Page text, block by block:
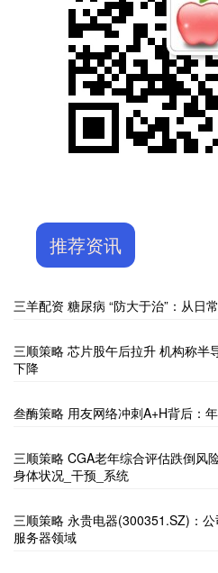
推荐资讯
三羊配资 糖尿病 “防大于治”：从日
三顺策略 芯片股午后拉升 机构称半
下降
叁酶策略 用友网络冲刺A+H背后：
三顺策略 CGA老年综合评估跌倒风
身体状况_干预_系统
三顺策略 永贵电器(300351.SZ)：
服务器领域